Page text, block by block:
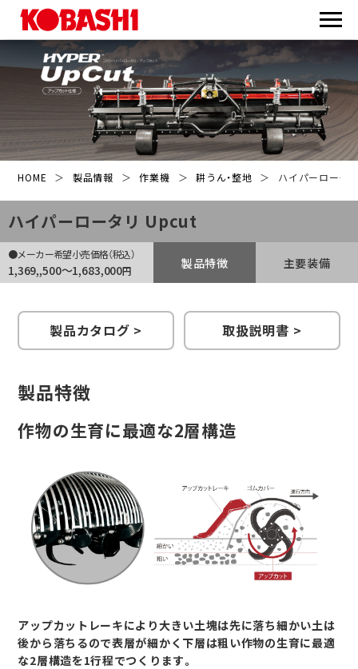
HOME ＞ 製品情報 ＞ 作業機 ＞ 耕うん・整地 ＞ ハイパーロータ
ハイパーロータリ Upcut
●メーカー希望小売価格（税込）
1,369,,500～1,683,000円 製品特徴 主要装備
製品カタログ > 取扱説明書 >
製品特徴
作物の生育に最適な2層構造
アップカットレーキにより大きい土塊は先に落ち細かい土は
後から落ちるので表層が細かく下層は粗い作物の生育に最適
な2層構造を1行程でつくります。